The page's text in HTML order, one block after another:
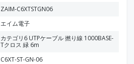
ZAIM-C6XTSTGN06
エイム電子
カテゴリ6 UTPケーブル 撚り線 1000BASE-
Tクロス 緑 6m
C6XT-ST-GN-06